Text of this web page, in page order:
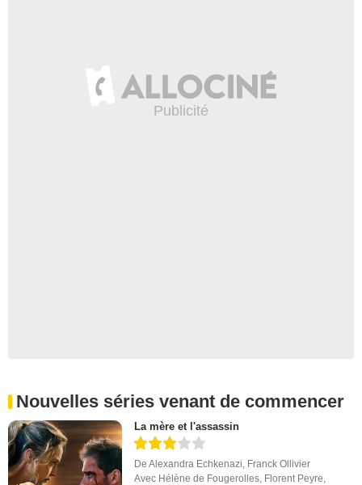
Nouvelles séries venant de commencer
La mère et l'assassin
DeAlexandra Echkenazi, Franck Ollivier
Avec Hélène de Fougerolles, Florent Peyre,